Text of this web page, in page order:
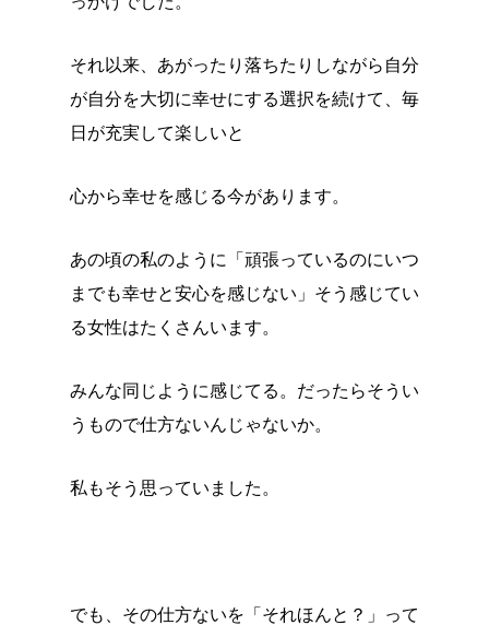
それ以来、あがったり落ちたりしながら自分
が自分を大切に幸せにする選択を続けて、毎
日が充実して楽しいと
心から幸せを感じる今があります。
あの頃の私のように「頑張っているのにいつ
までも幸せと安心を感じない」そう感じてい
る女性はたくさんいます。
みんな同じように感じてる。だったらそうい
うもので仕方ないんじゃないか。
私もそう思っていました。
でも、その仕方ないを「それほんと？」って